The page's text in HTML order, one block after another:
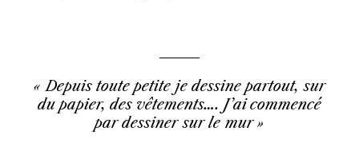
Depuis toute petite je dessine partout, sur
du papier, des vêtements…. J’ai commencé
par dessiner sur le mur